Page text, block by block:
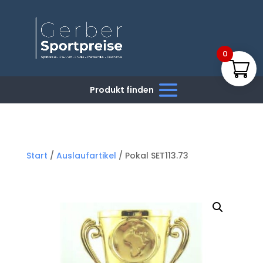
Start / Auslaufartikel / Pokal SET113.73
0